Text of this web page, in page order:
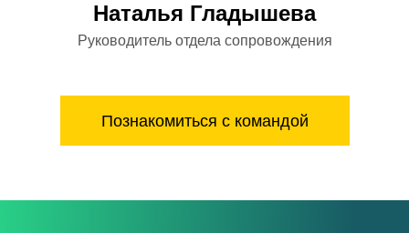
Наталья Гладышева
Руководитель отдела сопровождения
Познакомиться с командой